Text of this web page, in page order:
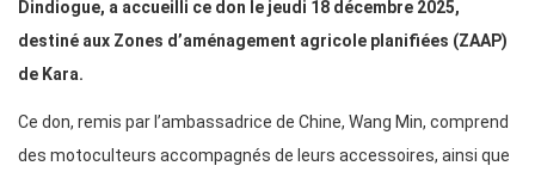
Dindiogue, a accueilli ce don le jeudi 18 décembre 2025,
destiné aux Zones d’aménagement agricole planifiées (ZAAP)
de Kara.
Ce don, remis par l’ambassadrice de Chine, Wang Min, comprend
des motoculteurs accompagnés de leurs accessoires, ainsi que